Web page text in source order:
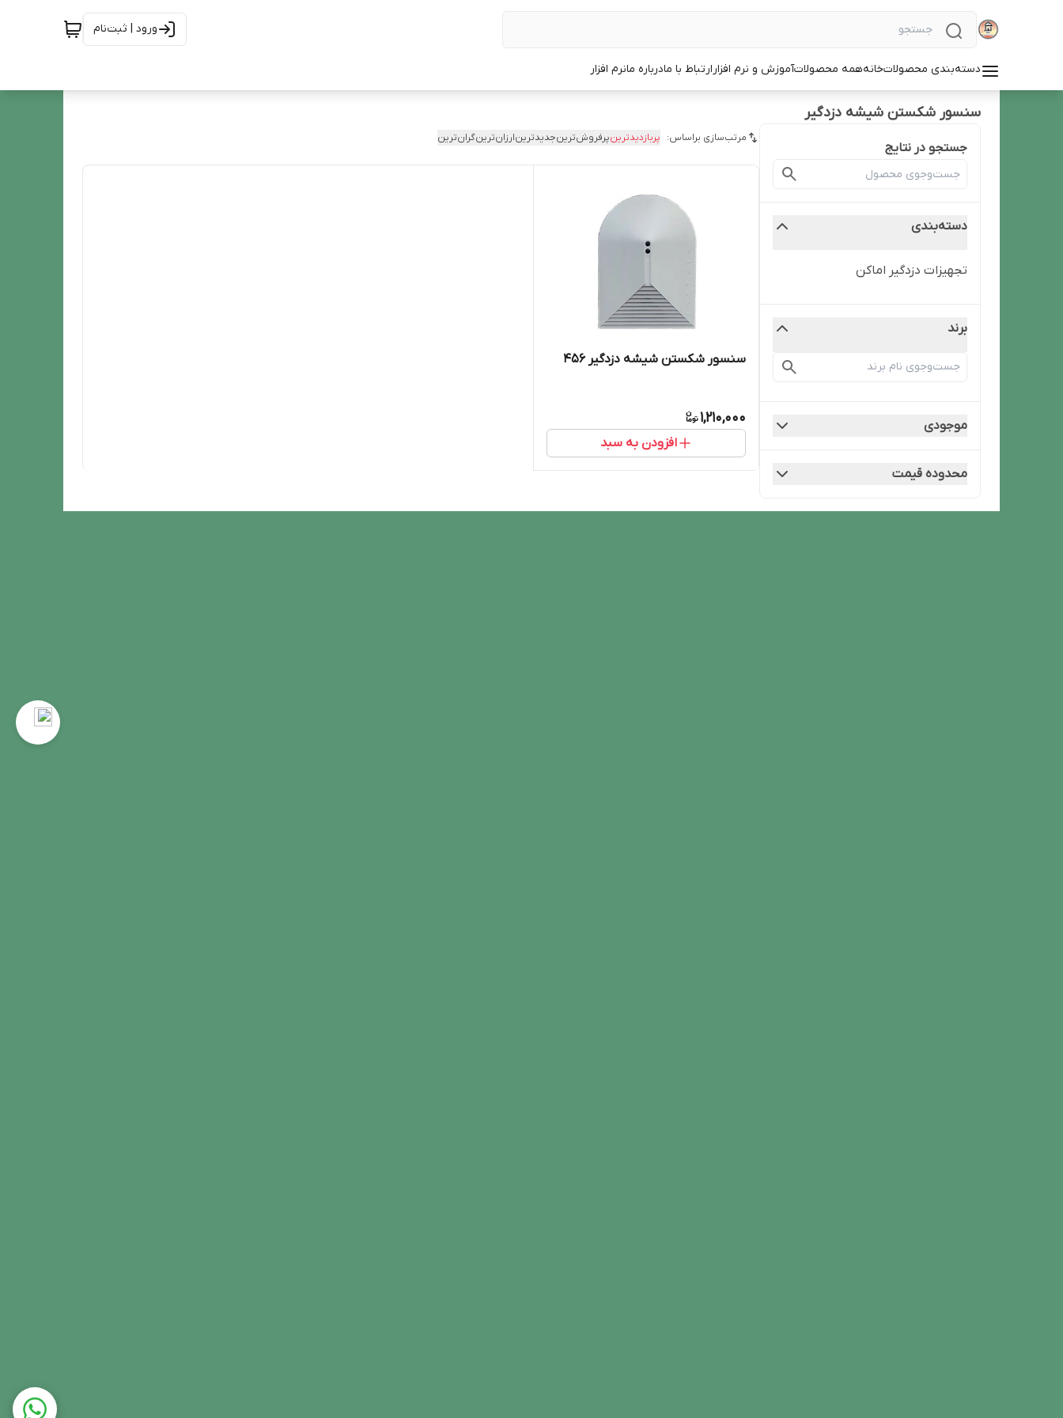
ورود | ثبت‌نام
دسته‌بندی محصولاتخانههمه محصولاتآموزش و نرم افزارارتباط با مادرباره مانرم افزار
سنسور شکستن شیشه دزدگیر
جستجو در نتایج
دسته‌بندی
تجهیزات دزدگیر اماکن
برند
موجودی
محدوده قیمت
مرتب‌سازی براساس: پربازدیدترینپرفروش‌ترینجدیدترینارزان‌ترینگران‌ترین
سنسور شکستن شیشه دزدگیر 456
1,210,000
افزودن به سبد